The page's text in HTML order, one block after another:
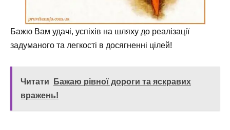
Бажю Вам удачі, успіхів на шляху до реалізації
задуманого та легкості в досягненні цілей!
Читати
Бажаю рівної дороги та яскравих
вражень!